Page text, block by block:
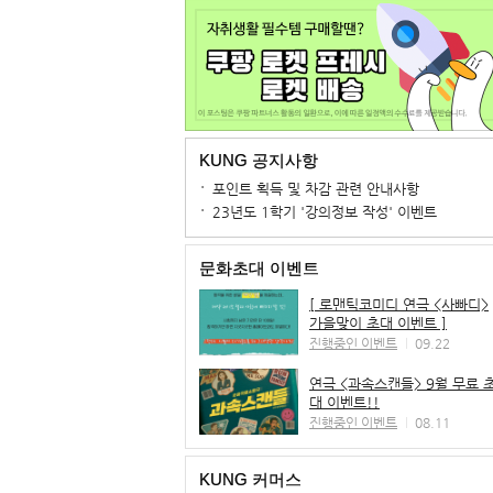
KUNG 공지사항
포인트 획득 및 차감 관련 안내사항
23년도 1학기 '강의정보 작성' 이벤트
문화초대 이벤트
[ 로맨틱코미디 연극 <사빠디>
가을맞이 초대 이벤트 ]
진행중인 이벤트 09.22
연극 <과속스캔들> 9월 무료
대 이벤트!!
진행중인 이벤트 08.11
KUNG 커머스